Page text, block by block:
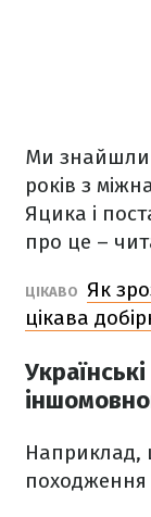
Ми знайшли
років з
Яцика і
про це –
ЦІКАВО Як
цікава
Наприклад,
походження